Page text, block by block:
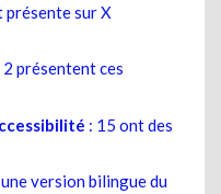
présente sur X
2 présentent ces
: 15 ont des
version bilingue du